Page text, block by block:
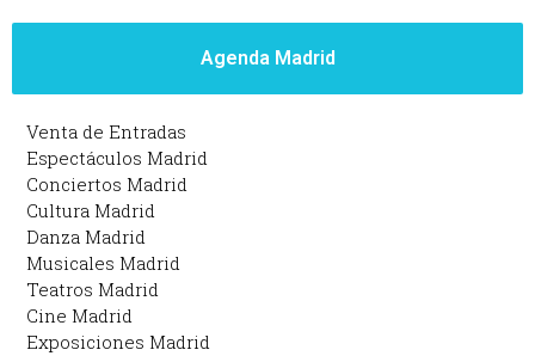
Agenda Madrid
Venta de Entradas
Espectáculos Madrid
Conciertos Madrid
Cultura Madrid
Danza Madrid
Musicales Madrid
Teatros Madrid
Cine Madrid
Exposiciones Madrid